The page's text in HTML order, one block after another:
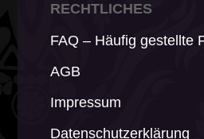
RECHTLICHES
FAQ – Häufig gestellte
AGB
Impressum
Datenschutzerklärung